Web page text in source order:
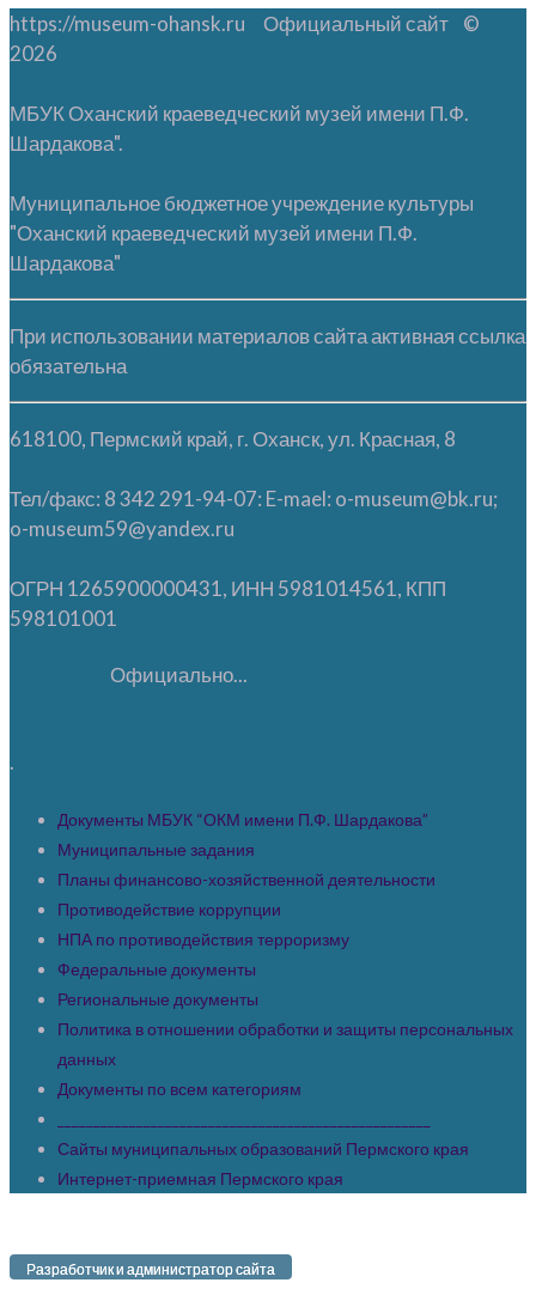
https://museum-ohansk.ru Официальный сайт ©
2026
МБУК Оханский краеведческий музей имени П.Ф.
Шардакова".
Муниципальное бюджетное учреждение культуры
"Оханский краеведческий музей имени П.Ф.
Шардакова"
При использовании материалов сайта активная ссылка
обязательна
618100, Пермский край, г. Оханск, ул. Красная, 8
Тел/факс: 8 342 291-94-07: E-mael: o-museum@bk.ru;
o-museum59@yandex.ru
ОГРН 1265900000431, ИНН 5981014561, КПП
598101001
Официально...
.
Документы МБУК “ОКМ имени П.Ф. Шардакова”
Муниципальные задания
Планы финансово-хозяйственной деятельности
Противодействие коррупции
НПА по противодействия терроризму
Федеральные документы
Региональные документы
Политика в отношении обработки и защиты персональных
данных
Документы по всем категориям
Сайты муниципальных образований Пермского края
Интернет-приемная Пермского края
Разработчик и администратор сайта